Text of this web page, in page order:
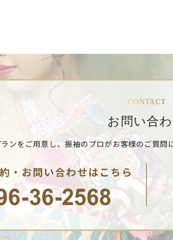
CONTACT
お問い合
ンをご用意し、振袖のプロがお客様のご質問
・お問い合わせはこちら